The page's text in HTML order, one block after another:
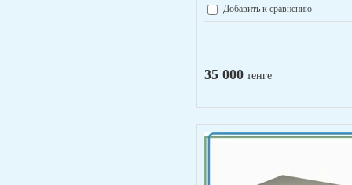
Добавить к сравнению
35 000 тенге